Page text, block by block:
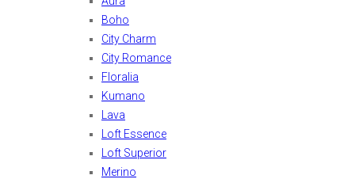
Boho
City Charm
City Romance
Floralia
Kumano
Lava
Loft Essence
Loft Superior
Merino